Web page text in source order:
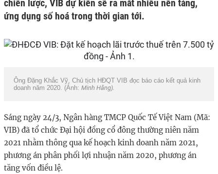
chiến lược, VIB dự kiến sẽ ra mắt nhiều nền tảng,
ứng dụng số hoá trong thời gian tới.
Ông Đặng Khắc Vỹ, Chủ tịch HĐQT VIB đọc báo cáo kết quả kinh
doanh năm 2020. (Ảnh: Minh Hằng).
Sáng ngày 24/3, Ngân hàng TMCP Quốc Tế Việt Nam (Mã:
VIB) đã tổ chức Đại hội đồng cổ đông thường niên năm
2021 nhằm thông qua kế hoạch kinh doanh năm 2021,
phương án phân phối lợi nhuận năm 2020, phương án
tăng vốn điều lệ.